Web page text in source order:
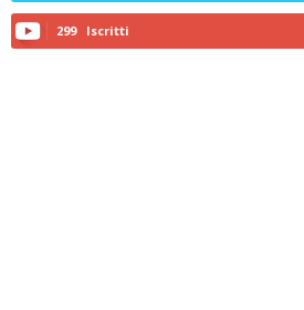
299 Iscritti